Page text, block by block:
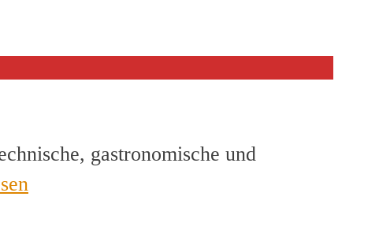
gastronomische und